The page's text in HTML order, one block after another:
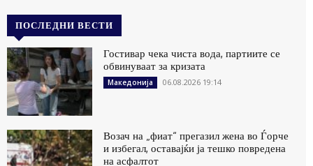
ПОСЛЕДНИ ВЕСТИ
Гостивар чека чиста вода, партиите се
обвинуваат за кризата
Македонија 06.08.2026 19:14
Возач на „фиат“ прегазил жена во Ѓорче
и избегал, оставајќи ја тешко повредена
на асфалтот